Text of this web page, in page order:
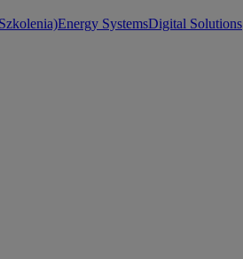
Energy SystemsDigital Solutions